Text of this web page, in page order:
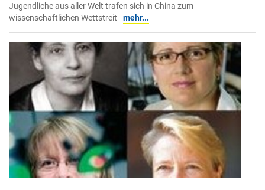
Jugendliche aus aller Welt trafen sich in China zum
wissenschaftlichen Wettstreit
mehr...